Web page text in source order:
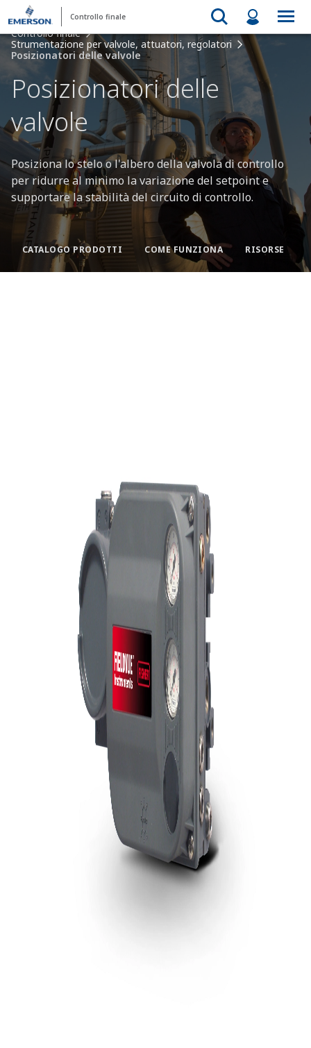
Controllo finale
Controllo finale
Strumentazione per valvole, attuatori, regolatori
Posizionatori delle valvole
Posizionatori delle
valvole
Posiziona lo stelo o l'albero della valvola di controllo
per ridurre al minimo la variazione del setpoint e
supportare la stabilità del circuito di controllo.
CATALOGO PRODOTTI COME FUNZIONA RISORSE